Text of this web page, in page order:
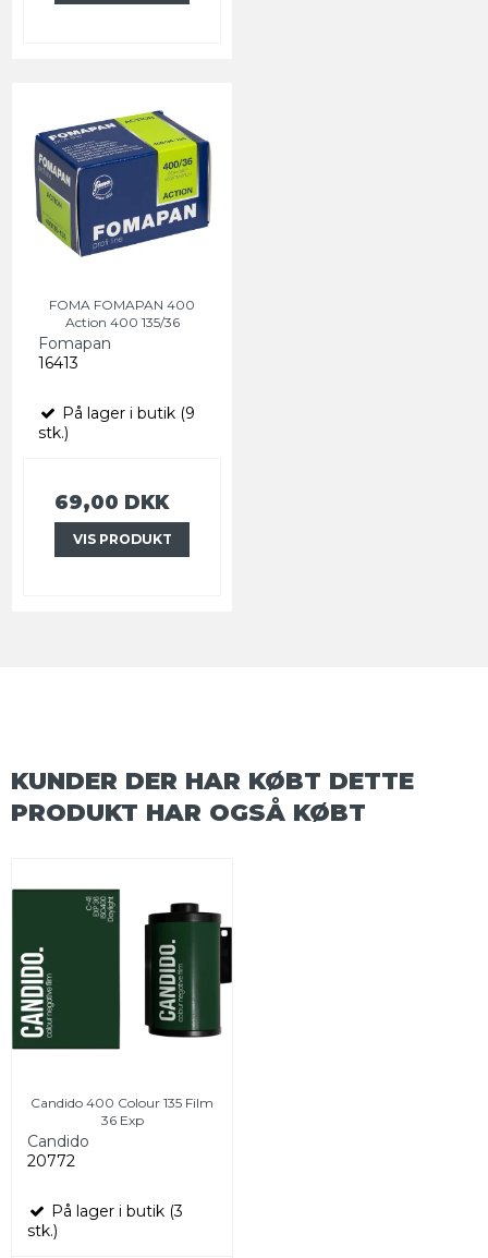
FOMA FOMAPAN 400
Action 400 135/36
Fomapan
16413
På lager i butik (9
stk.)
69,00 DKK
VIS PRODUKT
KUNDER DER HAR KØBT DETTE
PRODUKT HAR OGSÅ KØBT
Candido 400 Colour 135 Film
36 Exp
Candido
20772
På lager i butik (3
stk.)